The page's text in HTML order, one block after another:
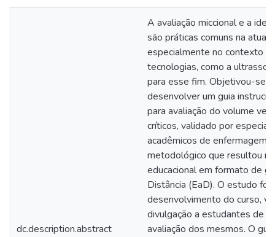
dc.description.abstract
A avaliação miccional e a
são práticas comuns na
especialmente no contexto
tecnologias, como a
para esse fim. Objetivou-se
desenvolver um guia
para avaliação do volume
críticos, validado por
acadêmicos de enfermagem.
metodológico que resultou
educacional em formato de
Distância (EaD). O estudo
desenvolvimento do curso,
divulgação a estudantes de
avaliação dos mesmos. O